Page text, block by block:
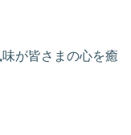
が皆さまの心を癒